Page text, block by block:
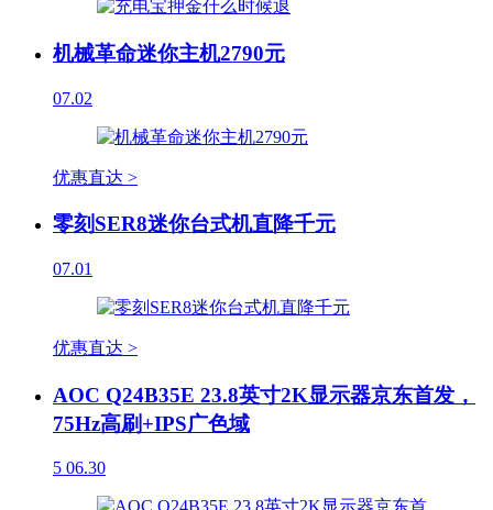
机械革命迷你主机2790元
07.02
优惠直达 >
零刻SER8迷你台式机直降千元
07.01
优惠直达 >
AOC Q24B35E 23.8英寸2K显示器京东首发，
75Hz高刷+IPS广色域
5 06.30